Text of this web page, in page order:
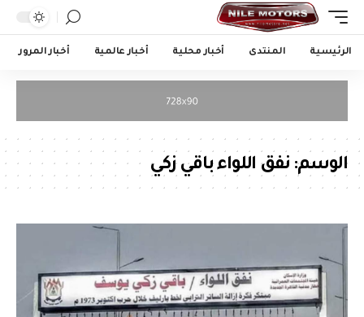
الرئيسية المنتدى أخبار محلية أخبار عالمية أخبار المرور
الوسم: نفق اللواء باقي زكي